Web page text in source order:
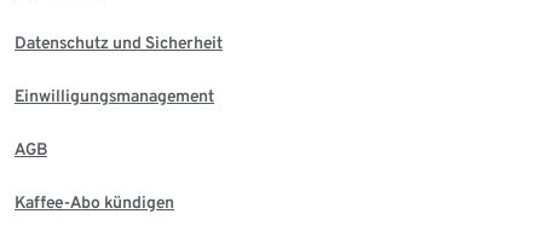
Datenschutz und Sicherheit
Einwilligungsmanagement
AGB
Kaffee-Abo kündigen